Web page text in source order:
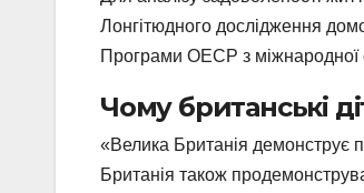
Лонгітюдного дослідження
Програми ОЕСР з міжнародної
Чому британські
«Велика Британія демонструє
Британія також